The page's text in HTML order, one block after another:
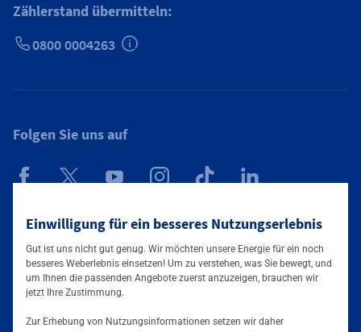
Einwilligung für ein besseres Nutzungserlebnis
Gut ist uns nicht gut genug. Wir möchten unsere Energie für ein noch
besseres Weberlebnis einsetzen! Um zu verstehen, was Sie bewegt, und
um Ihnen die passenden Angebote zuerst anzuzeigen, brauchen wir
jetzt Ihre Zustimmung.
Zur Erhebung von Nutzungsinformationen setzen wir daher
Zählerstand übermitteln:
0800 0004263
Folgen Sie uns auf
Mainova App